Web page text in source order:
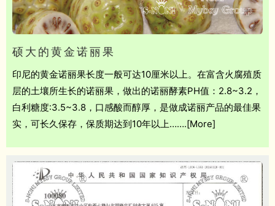
硕大的黄金诺丽果
印尼的黄金诺丽果长度一般可达10厘米以上。在富含火腐殖质
层的土壤所生长的诺丽果，做出的诺丽酵素PH值：2.8~3.2，
白利糖度:3.5~3.8，口感酸而醇厚，是做成诺丽产品的最佳果
实，可长久保存，保质期达到10年以上…….[More]